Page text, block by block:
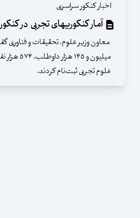
اخبار کنکور سراسری
آمار کنکوریهای تجربی در کنکور ۱۴۰۱
علوم تجربی ثبت‌نام کردند.